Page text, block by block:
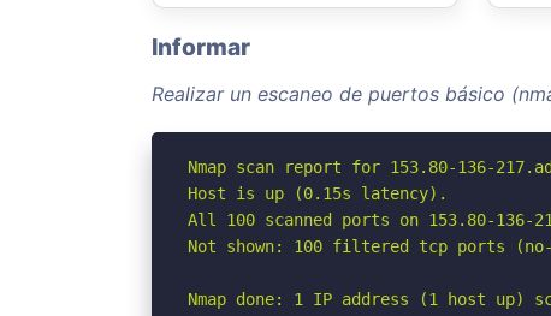
Informar
Realizar un escaneo de puertos básico
Nmap scan report for 153.80-136-
Host is up (0.15s latency).
All 100 scanned ports on 153.80-136-
Not shown: 100 filtered tcp ports (no-
Nmap done: 1 IP address (1 host up)